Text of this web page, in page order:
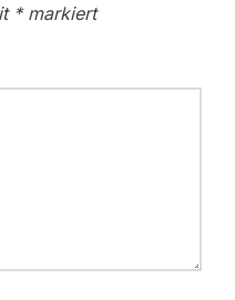
*markiert